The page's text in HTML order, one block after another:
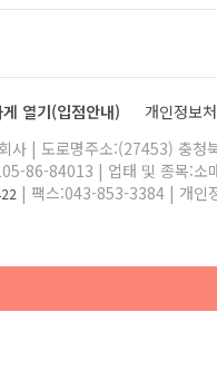
게 열기(입점안내) 개인정보
사 | 도로명주소:(27453) 충
86-84013 | 업태 및 종목:
| 팩스:043-853-3384 | 개인